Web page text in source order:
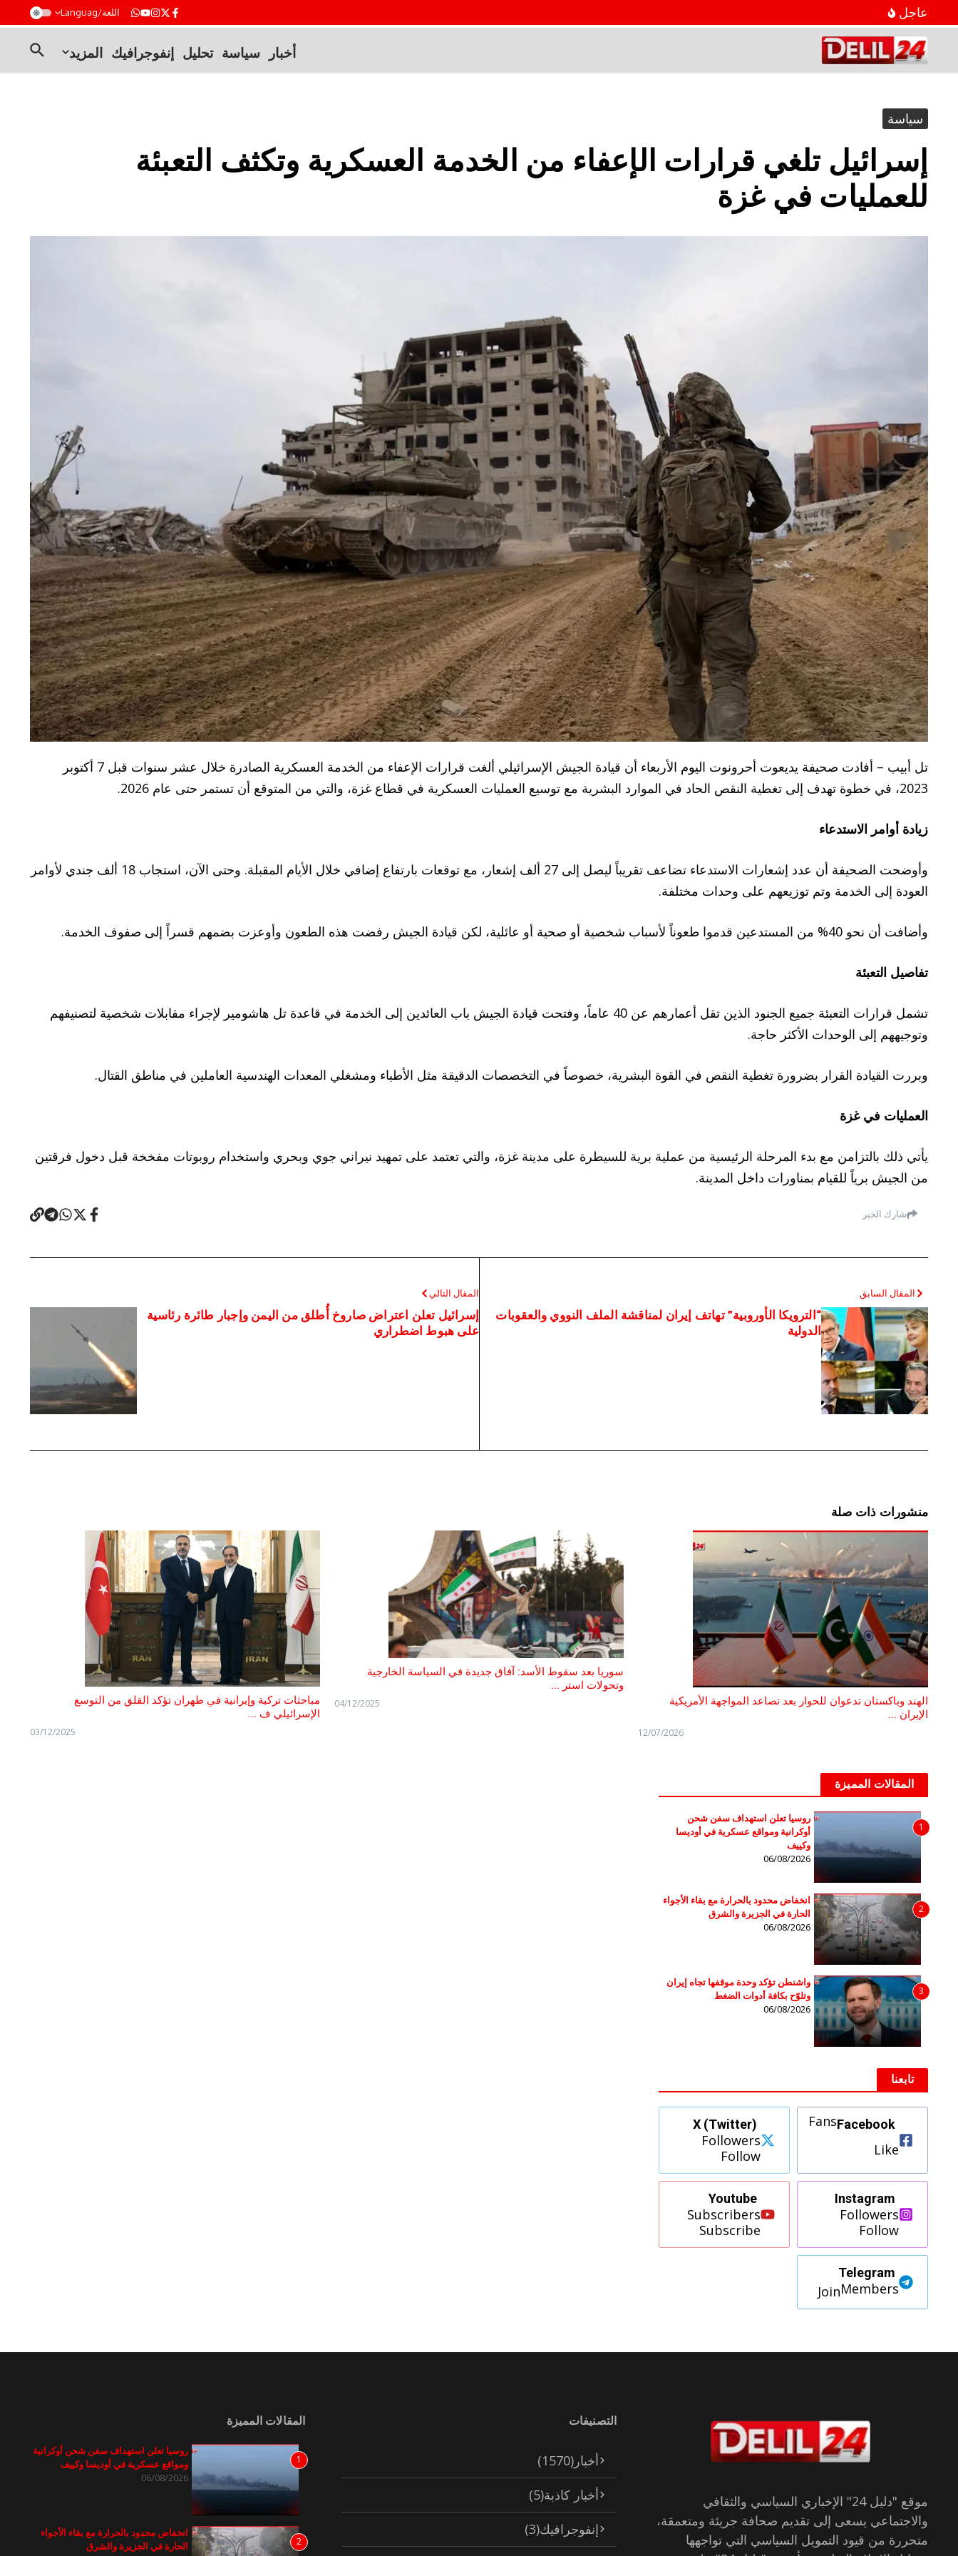
عاجل اللغة/Languag
أخبار سياسة تحليل إنفوجرافيك المزيد
سياسة
إسرائيل تلغي قرارات الإعفاء من الخدمة العسكرية وتكثف التعبئة
للعمليات في غزة
تل أبيب – أفادت صحيفة يديعوت أحرونوت اليوم الأربعاء أن قيادة الجيش الإسرائيلي ألغت قرارات الإعفاء من الخدمة العسكرية الصادرة خلال عشر سنوات قبل 7 أكتوبر
2023، في خطوة تهدف إلى تغطية النقص الحاد في الموارد البشرية مع توسيع العمليات العسكرية في قطاع غزة، والتي من المتوقع أن تستمر حتى عام 2026.
زيادة أوامر الاستدعاء
وأوضحت الصحيفة أن عدد إشعارات الاستدعاء تضاعف تقريباً ليصل إلى 27 ألف إشعار، مع توقعات بارتفاع إضافي خلال الأيام المقبلة. وحتى الآن، استجاب 18 ألف جندي لأوامر
العودة إلى الخدمة وتم توزيعهم على وحدات مختلفة.
وأضافت أن نحو 40% من المستدعين قدموا طعوناً لأسباب شخصية أو صحية أو عائلية، لكن قيادة الجيش رفضت هذه الطعون وأوعزت بضمهم قسراً إلى صفوف الخدمة.
تفاصيل التعبئة
تشمل قرارات التعبئة جميع الجنود الذين تقل أعمارهم عن 40 عاماً، وفتحت قيادة الجيش باب العائدين إلى الخدمة في قاعدة تل هاشومير لإجراء مقابلات شخصية لتصنيفهم
وتوجيههم إلى الوحدات الأكثر حاجة.
وبررت القيادة القرار بضرورة تغطية النقص في القوة البشرية، خصوصاً في التخصصات الدقيقة مثل الأطباء ومشغلي المعدات الهندسية العاملين في مناطق القتال.
العمليات في غزة
يأتي ذلك بالتزامن مع بدء المرحلة الرئيسية من عملية برية للسيطرة على مدينة غزة، والتي تعتمد على تمهيد نيراني جوي وبحري واستخدام روبوتات مفخخة قبل دخول فرقتين
من الجيش برياً للقيام بمناورات داخل المدينة.
شارك الخبر
المقال السابق
“الترويكا الأوروبية” تهاتف إيران لمناقشة الملف النووي والعقوبات
الدولية
المقال التالي
إسرائيل تعلن اعتراض صاروخ أُطلق من اليمن وإجبار طائرة رئاسية
على هبوط اضطراري
منشورات ذات صلة
الهند وباكستان تدعوان للحوار بعد تصاعد المواجهة الأمريكية
الإيران ...
12/07/2026
سوريا بعد سقوط الأسد: آفاق جديدة في السياسة الخارجية
وتحولات استر ...
04/12/2025
مباحثات تركية وإيرانية في طهران تؤكد القلق من التوسع
الإسرائيلي ف ...
03/12/2025
المقالات المميزة
1
روسيا تعلن استهداف سفن شحن
أوكرانية ومواقع عسكرية في أوديسا
وكييف
06/08/2026
2
انخفاض محدود بالحرارة مع بقاء الأجواء
الحارة في الجزيرة والشرق
06/08/2026
3
واشنطن تؤكد وحدة موقفها تجاه إيران
وتلوّح بكافة أدوات الضغط
06/08/2026
تابعنا
Facebook
Fans
Like
X (Twitter)
Followers
Follow
Instagram
Followers
Follow
Youtube
Subscribers
Subscribe
Telegram
Members
Join
موقع "دليل 24" الإخباري السياسي والثقافي
والاجتماعي يسعى إلى تقديم صحافة جريئة ومتعمقة،
متحررة من قيود التمويل السياسي التي تواجهها
التصنيفات
أخبار (1570)
أخبار كاذبة(5)
إنفوجرافيك(3)
المقالات المميزة
1
روسيا تعلن استهداف سفن شحن أوكرانية
ومواقع عسكرية في أوديسا وكييف
06/08/2026
2
انخفاض محدود بالحرارة مع بقاء الأجواء
الحارة في الجزيرة والشرق